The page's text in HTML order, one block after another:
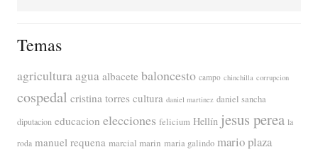
Temas
agricultura agua albacete baloncesto campo chinchilla corrupcion
cospedal cristina torres cultura daniel martinez daniel sancha
diputacion educacion elecciones felicium Hellín jesus perea la
roda manuel requena marcial marin maria galindo mario plaza